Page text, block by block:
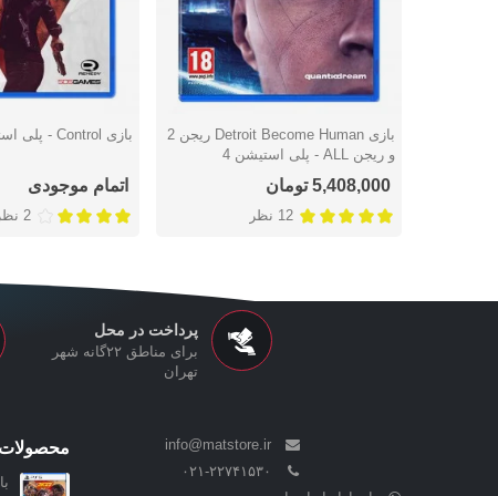
دوست داشتن
بازی Detroit Become Human ریجن 2
و ریجن ALL - پلی استیشن 4
5,408,000 تومان
12 نظر
دوست داشتن بازی Control - پلی استیشن 4
اتمام موجودی
2 نظر
پرداخت در محل
برای مناطق ۲۲گانه شهر
تهران
info@matstore.ir
۰۲۱-۲۲۷۴۱۵۳۰
محصولات